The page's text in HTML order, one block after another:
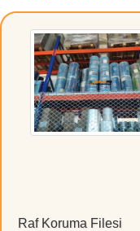
Raf Koruma Filesi